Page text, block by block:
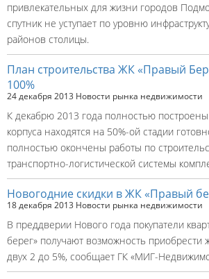
привлекательных для жизни городов
спутник не уступает по уровню
районов столицы.
План строительства ЖК «Правый
100%
24 декабря 2013 Новости рынка недвижимости
К декабрю 2013 года полностью
корпуса находятся на 50%-ой стадии
полностью окончены работы по
транспортно-логистической системы
Новогодние скидки в ЖК «Правый
18 декабря 2013 Новости рынка недвижимости
В преддверии Нового года покупатели
берег» получают возможность приобрести
двух 2 до 5%, сообщает ГК «МИГ-